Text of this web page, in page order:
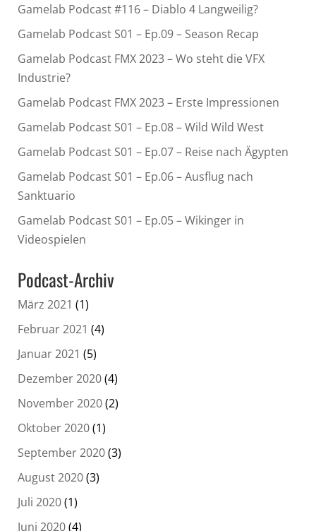
Gamelab Podcast #116 – Diablo 4 Langweilig?
Gamelab Podcast S01 – Ep.09 – Season Recap
Gamelab Podcast FMX 2023 – Wo steht die VFX
Industrie?
Gamelab Podcast FMX 2023 – Erste Impressionen
Gamelab Podcast S01 – Ep.08 – Wild Wild West
Gamelab Podcast S01 – Ep.07 – Reise nach Ägypten
Gamelab Podcast S01 – Ep.06 – Ausflug nach
Sanktuario
Gamelab Podcast S01 – Ep.05 – Wikinger in
Videospielen
Podcast-Archiv
März 2021 (1)
Februar 2021 (4)
Januar 2021 (5)
Dezember 2020(4)
November 2020(2)
Oktober 2020(1)
September 2020(3)
August 2020(3)
Juli 2020(1)
Juni 2020(4)